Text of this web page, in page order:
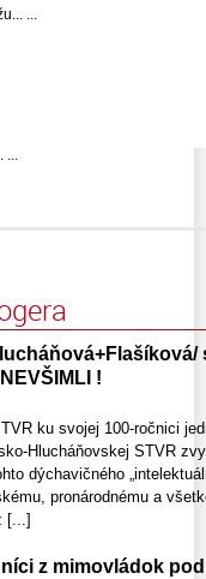
...
...
!
ku svojej 100-ročnici
Hlucháňovskej STVR
dýchavičného
pronárodnému a
[...]
z mimovládok